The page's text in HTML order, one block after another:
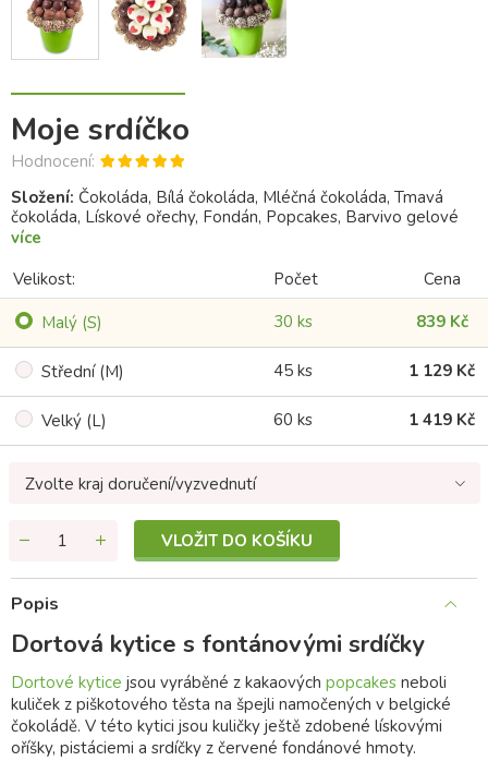
Moje srdíčko
Hodnocení:
Složení: Čokoláda, Bílá čokoláda, Mléčná čokoláda, Tmavá
čokoláda, Lískové ořechy, Fondán, Popcakes, Barvivo gelové
více
Velikost:
Počet
Cena
Malý (S)
30 ks 839 Kč
Střední (M) 45 ks 1 129 Kč
Velký (L) 60 ks 1 419 Kč
Zvolte kraj doručení/vyzvednutí
VLOŽIT DO KOŠÍKU
Popis
Dortová kytice s fontánovými srdíčky
Dortové kytice jsou vyráběné z kakaových popcakes neboli
kuliček z piškotového těsta na špejli namočených v belgické
čokoládě. V této kytici jsou kuličky ještě zdobené lískovými
oříšky, pistáciemi a srdíčky z červené fondánové hmoty.